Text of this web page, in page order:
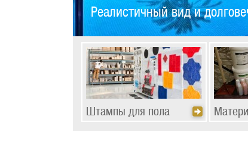
Реалистичный вид и
Штампы для пола